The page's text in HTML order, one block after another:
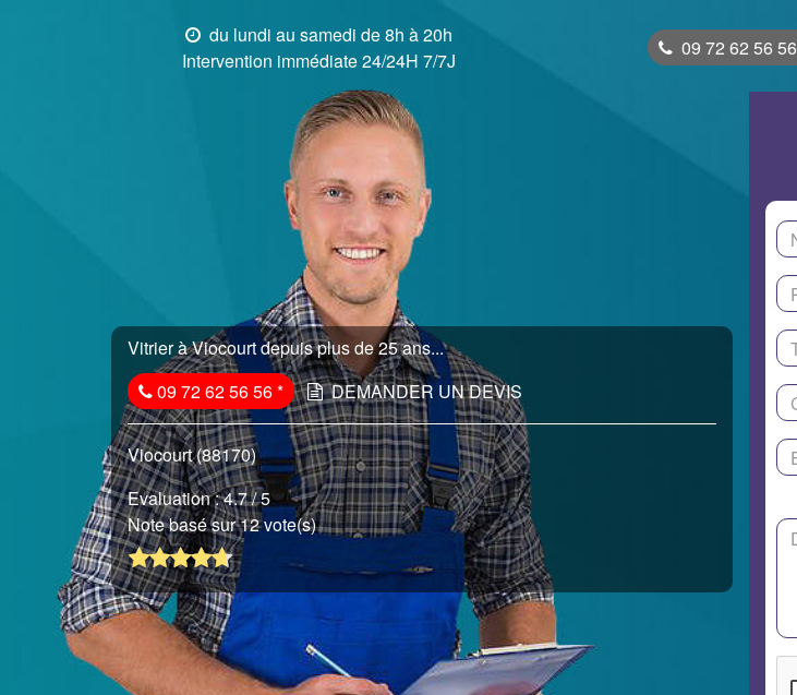
du lundi au samedi de 8h à 20h
Intervention immédiate 24/24H 7/7J
09 72 62 56 56
Vitrier à Viocourt depuis plus de 25 ans...
09 72 62 56 56* DEMANDER UN DEVIS
Viocourt (88170)
Evaluation :4.7/ 5
Note basé sur 12 vote(s)